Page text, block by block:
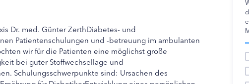
Dr. med. Günter ZerthDiabetes- und
Patientenschulungen und -betreuung im ambulanten
wir für die Patienten eine möglichst große
bei guter Stoffwechsellage und
Schulungsschwerpunkte sind: Ursachen des